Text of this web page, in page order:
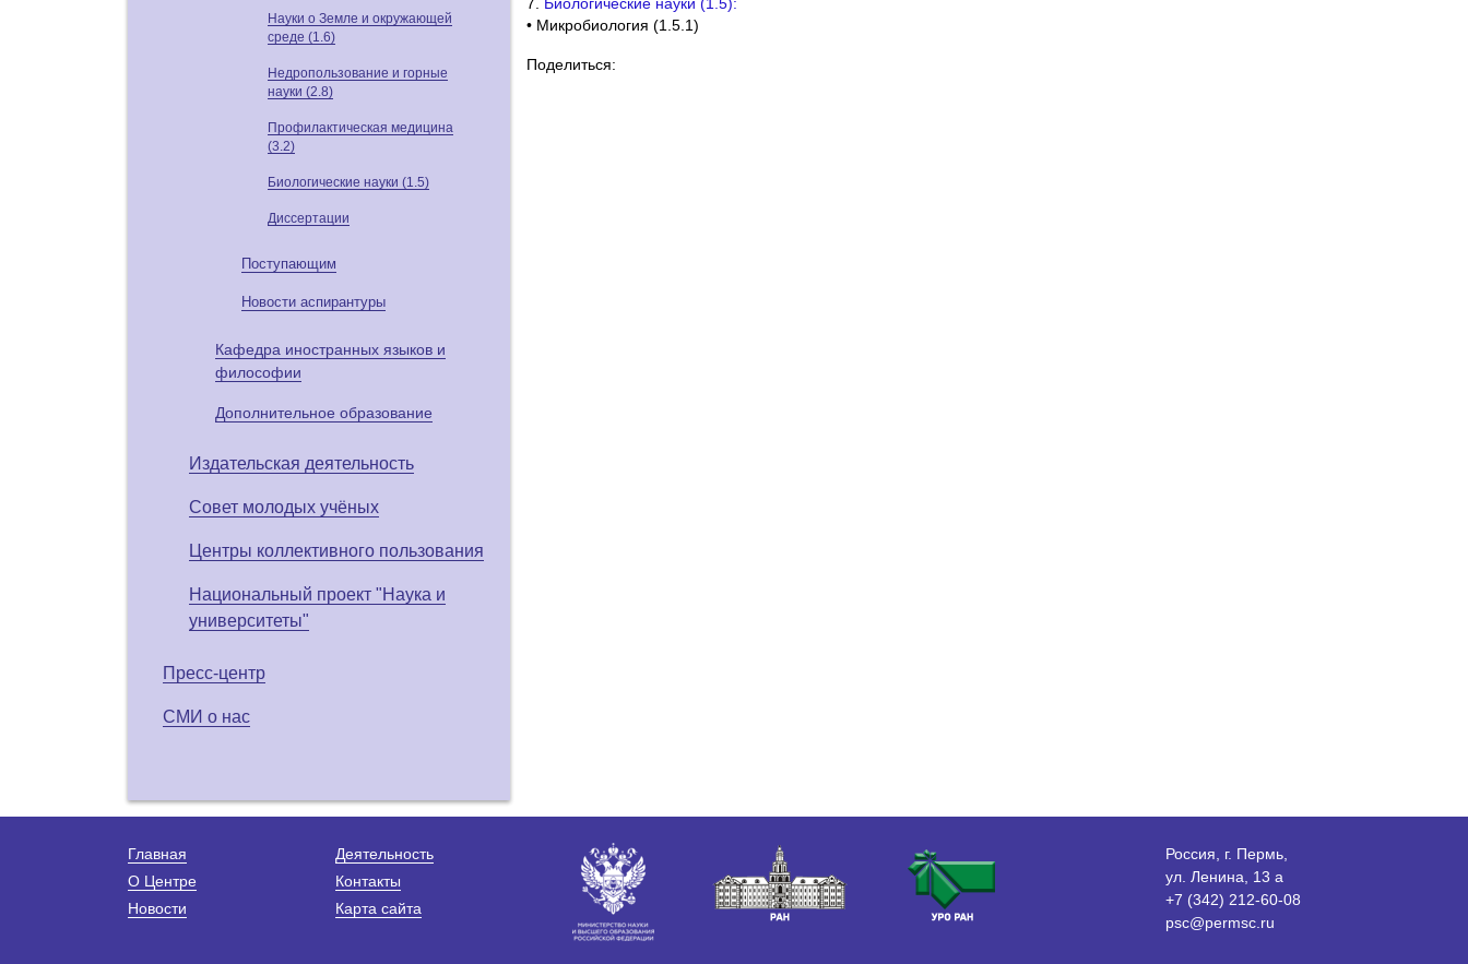
Науки о Земле и окружающей
среде (1.6)
Недропользование и горные
науки (2.8)
Профилактическая медицина
(3.2)
Биологические науки (1.5)
Диссертации
Поступающим
Новости аспирантуры
Кафедра иностранных языков и
философии
Дополнительное образование
Издательская деятельность
Совет молодых учёных
Центры коллективного пользования
Национальный проект "Наука и
университеты"
Пресс-центр
СМИ о нас
7. Биологические науки (1.5):
• Микробиология (1.5.1)
Поделиться:
Главная
О Центре
Новости
Деятельность
Контакты
Карта сайта
Россия, г. Пермь,
ул. Ленина, 13 а
+7 (342) 212-60-08
psc@permsc.ru